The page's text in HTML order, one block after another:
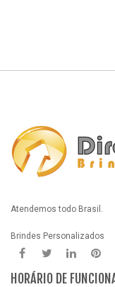
Atendemos todo Brasil.
Brindes Personalizados
HORÁRIO DE